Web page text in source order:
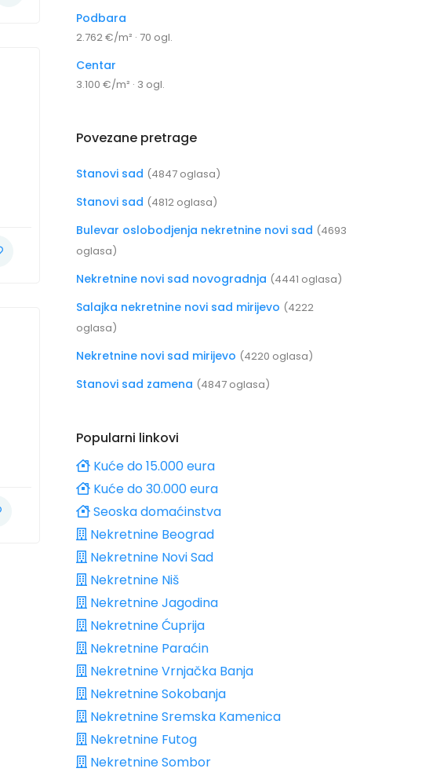
Podbara
2.762 €/m² · 70 ogl.
Centar
3.100 €/m² · 3 ogl.
Povezane pretrage
Stanovi sad (4847 oglasa)
Stanovi sad (4812 oglasa)
Bulevar oslobodjenja nekretnine novi sad (4693
oglasa)
Nekretnine novi sad novogradnja (4441 oglasa)
Salajka nekretnine novi sad mirijevo (4222
oglasa)
Nekretnine novi sad mirijevo (4220 oglasa)
Stanovi sad zamena (4847 oglasa)
Popularni linkovi
Kuće do 15.000 eura
Kuće do 30.000 eura
Seoska domaćinstva
Nekretnine Beograd
Nekretnine Novi Sad
Nekretnine Niš
Nekretnine Jagodina
Nekretnine Ćuprija
Nekretnine Paraćin
Nekretnine Vrnjačka Banja
Nekretnine Sokobanja
Nekretnine Sremska Kamenica
Nekretnine Futog
Nekretnine Sombor